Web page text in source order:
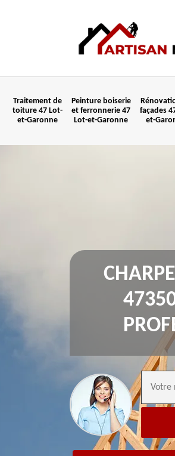
Traitement de
toiture 47 Lot-
et-Garonne
Peinture boiserie
et ferronnerie 47
Lot-et-Garonne
façades
et-